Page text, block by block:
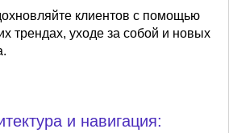
клиентов с помощью
трендах, уходе за собой и новых
и навигация: